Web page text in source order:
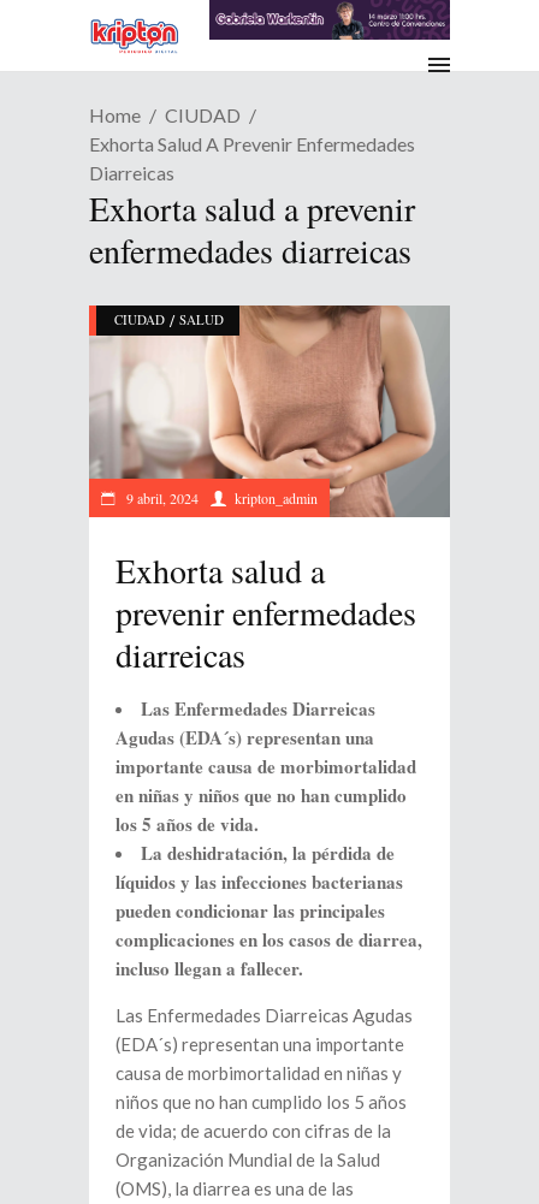
Home
CIUDAD
Exhorta Salud A Prevenir Enfermedades
Diarreicas
Exhorta salud a prevenir
enfermedades diarreicas
CIUDAD / SALUD
9 abril, 2024 kripton_admin
Exhorta salud a
prevenir enfermedades
diarreicas
Las Enfermedades Diarreicas
Agudas (EDA´s) representan una
importante causa de morbimortalidad
en niñas y niños que no han cumplido
los 5 años de vida.
La deshidratación, la pérdida de
líquidos y las infecciones bacterianas
pueden condicionar las principales
complicaciones en los casos de diarrea,
incluso llegan a fallecer.
Las Enfermedades Diarreicas Agudas
(EDA´s) representan una importante
causa de morbimortalidad en niñas y
niños que no han cumplido los 5 años
de vida; de acuerdo con cifras de la
Organización Mundial de la Salud
(OMS), la diarrea es una de las